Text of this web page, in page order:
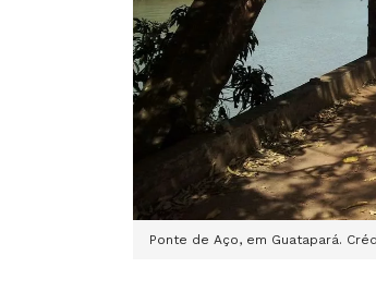
Ponte de Aço, em Guatapará.